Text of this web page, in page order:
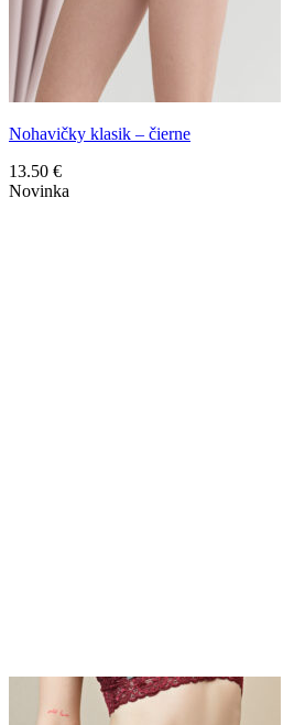
Nohavičky klasik – čierne
13.50 €
Novinka